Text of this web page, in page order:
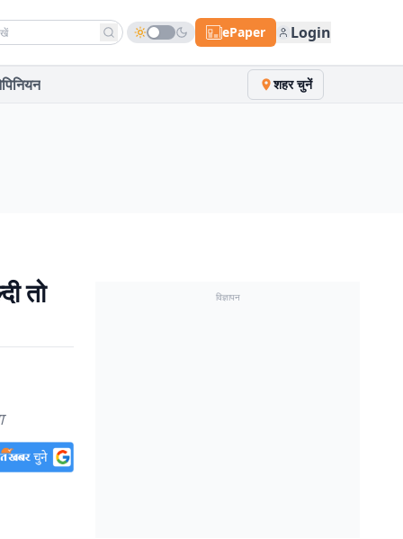
news ePaper Login
शहर चुनें
तो
विज्ञापन